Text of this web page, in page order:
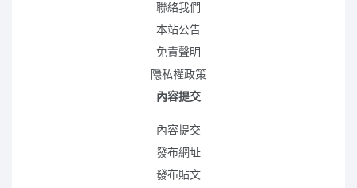
聯絡我們
本站公告
免責聲明
隱私權政策
內容提交
內容提交
發布網址
發布貼文